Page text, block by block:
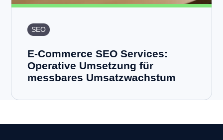
SEO
E-Commerce SEO Services:
Operative Umsetzung für
messbares Umsatzwachstum